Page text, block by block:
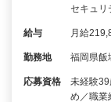
セキュリ
給与 月給
勤務地 福岡県飯
応募資格
未経験
め／職